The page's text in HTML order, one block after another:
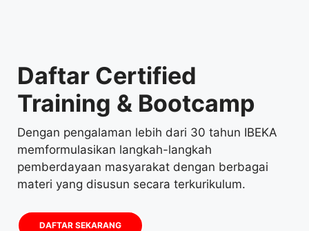
Daftar Certified
Training & Bootcamp
Dengan pengalaman lebih dari 30 tahun IBEKA
memformulasikan langkah-langkah
pemberdayaan masyarakat dengan berbagai
materi yang disusun secara terkurikulum.
DAFTAR SEKARANG